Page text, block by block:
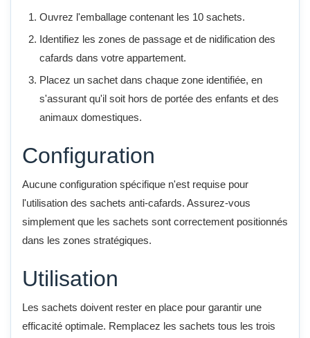
Ouvrez l'emballage contenant les 10 sachets.
Identifiez les zones de passage et de nidification des
cafards dans votre appartement.
Placez un sachet dans chaque zone identifiée, en
s'assurant qu'il soit hors de portée des enfants et des
animaux domestiques.
Configuration
Aucune configuration spécifique n'est requise pour
l'utilisation des sachets anti-cafards. Assurez-vous
simplement que les sachets sont correctement positionnés
dans les zones stratégiques.
Utilisation
Les sachets doivent rester en place pour garantir une
efficacité optimale. Remplacez les sachets tous les trois